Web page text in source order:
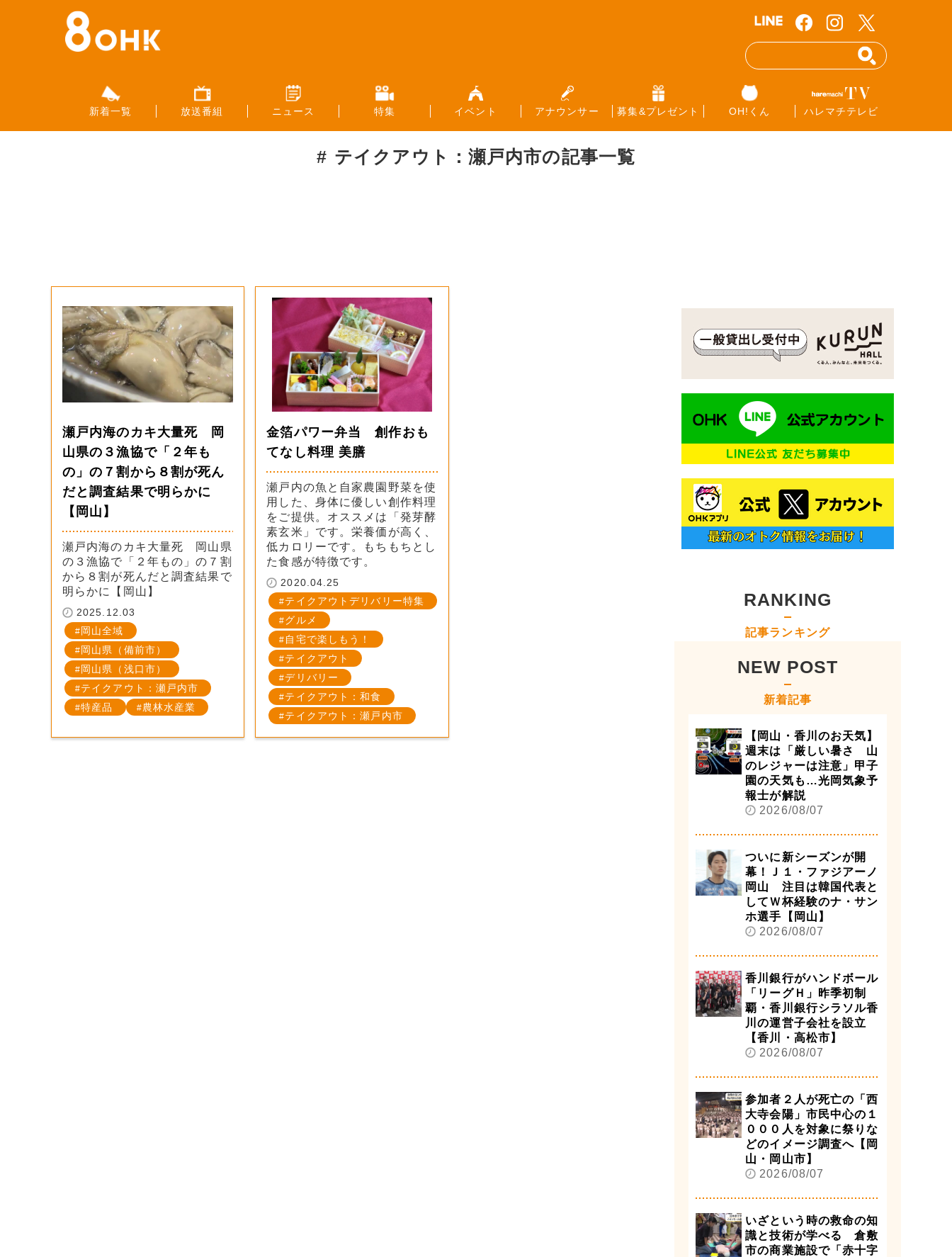
新着一覧 放送番組 ニュース 特集 イベント アナウンサー 募集&プレゼント OH!くん ハレマチテレビ
テイクアウト：瀬戸内市の記事一覧
瀬戸内海のカキ大量死 岡
山県の３漁協で「２年も
の」の７割から８割が死ん
だと調査結果で明らかに
【岡山】
瀬戸内海のカキ大量死 岡山県
の３漁協で「２年もの」の７割
から８割が死んだと調査結果で
明らかに【岡山】
2025.12.03
岡山全域
岡山県（備前市）
岡山県（浅口市）
テイクアウト：瀬戸内市
特産品
農林水産業
金箔パワー弁当 創作おも
てなし料理 美膳
瀬戸内の魚と自家農園野菜を使
用した、身体に優しい創作料理
をご提供。オススメは「発芽酵
素玄米」です。栄養価が高く、
低カロリーです。もちもちとし
た食感が特徴です。
2020.04.25
テイクアウトデリバリー特集
グルメ
自宅で楽しもう！
テイクアウト
デリバリー
テイクアウト：和食
テイクアウト：瀬戸内市
RANKING
記事ランキング
NEW POST
新着記事
【岡山・香川のお天気】
週末は「厳しい暑さ 山
のレジャーは注意」甲子
園の天気も…光岡気象予
報士が解説
2026/08/07
ついに新シーズンが開
幕！Ｊ１・ファジアーノ
岡山 注目は韓国代表と
してＷ杯経験のナ・サン
ホ選手【岡山】
2026/08/07
香川銀行がハンドボール
「リーグＨ」昨季初制
覇・香川銀行シラソル香
川の運営子会社を設立
【香川・高松市】
2026/08/07
参加者２人が死亡の「西
大寺会陽」市民中心の１
０００人を対象に祭りな
どのイメージ調査へ【岡
山・岡山市】
2026/08/07
いざという時の救命の知
識と技術が学べる 倉敷
市の商業施設で「赤十字